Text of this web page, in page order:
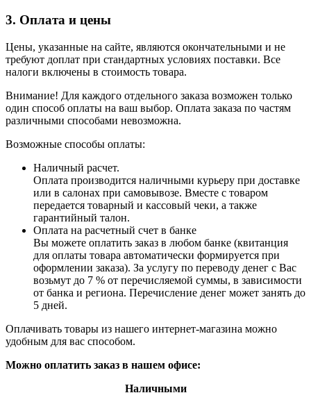
3. Оплата и цены
Цены, указанные на сайте, являются окончательными и не
требуют доплат при стандартных условиях поставки. Все
налоги включены в стоимость товара.
Внимание! Для каждого отдельного заказа возможен только
один способ оплаты на ваш выбор. Оплата заказа по частям
различными способами невозможна.
Возможные способы оплаты:
Наличный расчет.
Оплата производится наличными курьеру при доставке
или в салонах при самовывозе. Вместе с товаром
передается товарный и кассовый чеки, а также
гарантийный талон.
Оплата на расчетный счет в банке
Вы можете оплатить заказ в любом банке (квитанция
для оплаты товара автоматически формируется при
оформлении заказа). За услугу по переводу денег с Вас
возьмут до 7 % от перечисляемой суммы, в зависимости
от банка и региона. Перечисление денег может занять до
5 дней.
Оплачивать товары из нашего интернет-магазина можно
удобным для вас способом.
Можно оплатить заказ в нашем офисе:
Наличными